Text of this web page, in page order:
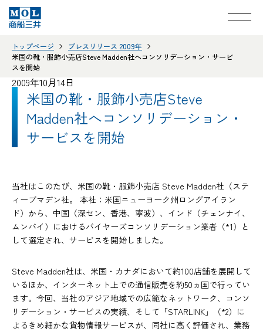
トップページ
プレスリリース 2009年
米国の靴・服飾小売店Steve Madden社へコンソリデーション・サービ
スを開始
2009年10月14日
米国の靴・服飾小売店Steve
Madden社へコンソリデーション・
サービスを開始
当社はこのたび、米国の靴・服飾小売店 Steve Madden社（ステ
ィーブマデン社。 本社：米国ニューヨーク州ロングアイラン
ド）から、中国（深セン、香港、寧波）、インド（チェンナイ、
ムンバイ）におけるバイヤーズコンソリデーション業者（*1）と
して選定され、サービスを開始しました。
Steve Madden社は、米国・カナダにおいて約100店舗を展開して
いるほか、インターネット上での通信販売を約50ヵ国で行ってい
ます。今回、当社のアジア地域での広範なネットワーク、コンソ
リデーション・サービスの実績、そして「STARLINK」（*2）に
よるきめ細かな貨物情報サービスが、同社に高く評価され、業務